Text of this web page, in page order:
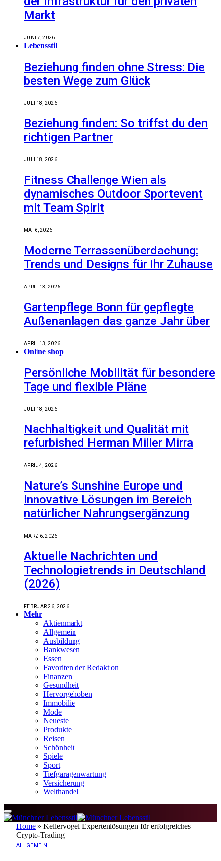
Markt
JUNI 7, 2026
Lebensstil
Beziehung finden ohne Stress: Die
besten Wege zum Glück
JULI 18, 2026
Beziehung finden: So triffst du den
richtigen Partner
JULI 18, 2026
Fitness Challenge Wien als
dynamisches Outdoor Sportevent
mit Team Spirit
MAI 6, 2026
Moderne Terrassenüberdachung:
Trends und Designs für Ihr Zuhause
APRIL 13, 2026
Gartenpflege Bonn für gepflegte
Außenanlagen das ganze Jahr über
APRIL 13, 2026
Online shop
Persönliche Mobilität für besondere
Tage und flexible Pläne
JULI 18, 2026
Nachhaltigkeit und Qualität mit
refurbished Herman Miller Mirra
APRIL 4, 2026
Nature’s Sunshine Europe und
innovative Lösungen im Bereich
natürlicher Nahrungsergänzung
MÄRZ 6, 2026
Aktuelle Nachrichten und
Technologietrends in Deutschland
(2026)
FEBRUAR 26, 2026
Mehr
Aktienmarkt
Allgemein
Ausbildung
Bankwesen
Essen
Favoriten der Redaktion
Finanzen
Gesundheit
Hervorgehoben
Immobilie
Mode
Neueste
Produkte
Reisen
Schönheit
Spiele
Sport
Tiefgaragenwartung
Versicherung
Welthandel
Home » Kellervogel Expertenlösungen für erfolgreiches
Crypto-Trading
ALLGEMEIN